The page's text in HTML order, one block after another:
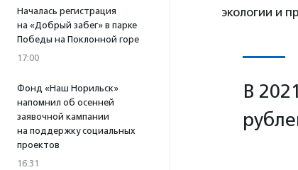
Началась регистрация
на «Добрый забег» в парке
Победы на Поклонной горе
17:00
Фонд «Наш Норильск»
напомнил об осенней
заявочной кампании
на поддержку социальных
проектов
16:31
экологии и
В